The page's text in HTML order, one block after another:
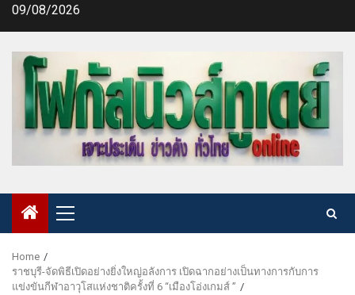
Skip09/08/2026
Primary
Menu
Home
ราชบุรี-จัดพิธีเปิดอย่างยิ่งใหญ่อลังการ เปิดฉากอย่างเป็นทางการกับการ
แข่งขันกีฬาอาวุโสแห่งชาติครั้งที่ 6 “เมืองโอ่งเกมส์ ”